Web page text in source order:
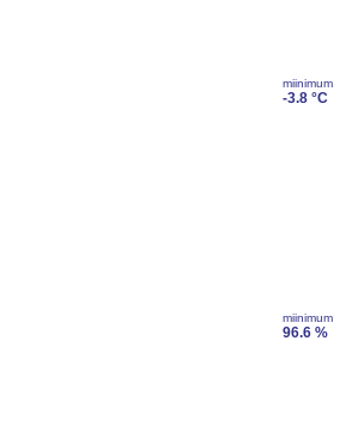
miinimum
-3.8 °C
miinimum
96.6 %